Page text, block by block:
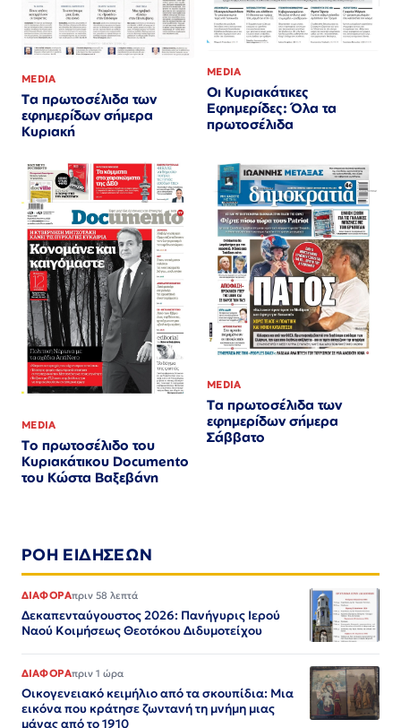
MEDIA
Τα πρωτοσέλιδα των
εφημερίδων σήμερα
Κυριακή
MEDIA
Οι Κυριακάτικες
Εφημερίδες: Όλα τα
πρωτοσέλιδα
MEDIA
Το πρωτοσέλιδο του
Κυριακάτικου Documento
του Κώστα Βαξεβάνη
MEDIA
Τα πρωτοσέλιδα των
εφημερίδων σήμερα
Σάββατο
ΡΟΗ ΕΙΔΗΣΕΩΝ
ΔΙΑΦΟΡΑπριν 58 λεπτά
Δεκαπενταύγουστος 2026: Πανήγυρις Ιερού
Ναού Κοιμήσεως Θεοτόκου Διδυμοτείχου
ΔΙΑΦΟΡΑπριν 1 ώρα
Οικογενειακό κειμήλιο από τα σκουπίδια: Μια
εικόνα που κράτησε ζωντανή τη μνήμη μιας
μάνας από το 1910